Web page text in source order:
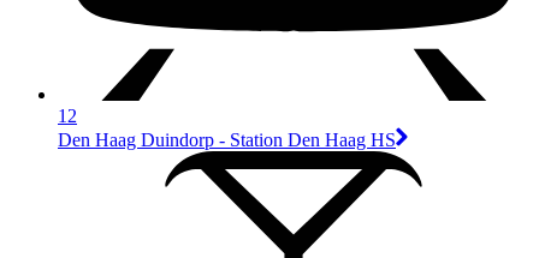
12
Den Haag Duindorp - Station Den Haag HS